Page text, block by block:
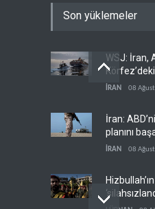
Son yüklemeler
WSJ: İran,
sona
İRAN 08
İran:
planını
İRAN 08
Hizbullah’ın